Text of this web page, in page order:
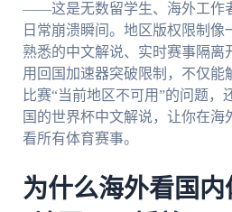
——这是无数留学生、海外工作
日常崩溃瞬间。地区版权限制像
熟悉的中文解说、实时赛事隔离
用回国加速器突破限制，不仅能
比赛“当前地区不可用”的问题，
国的世界杯中文解说，让你在海
看所有体育赛事。
为什么海外看国